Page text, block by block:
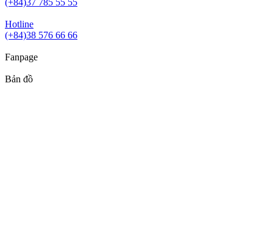
(+84)37 785 55 55
Hotline
(+84)38 576 66 66
Fanpage
Bản đồ